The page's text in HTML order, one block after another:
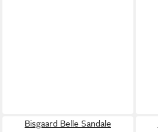
Bisgaard Belle Sandale